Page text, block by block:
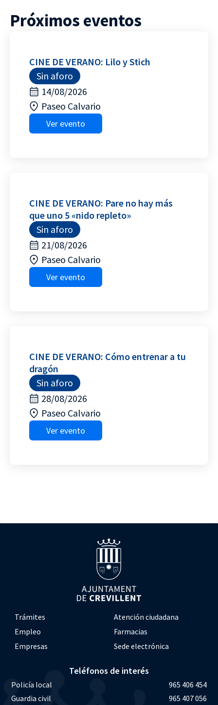
Próximos eventos
CINE DE VERANO: Lilo y Stich
Sin aforo
14/08/2026
Paseo Calvario
Ver evento
CINE DE VERANO: Pare no hay más
que uno 5 «nido repleto»
Sin aforo
21/08/2026
Paseo Calvario
Ver evento
CINE DE VERANO: Cómo entrenar a tu
dragón
Sin aforo
28/08/2026
Paseo Calvario
Ver evento
Trámites
Atención ciudadana
Empleo
Farmacias
Empresas
Sede electrónica
Teléfonos de interés
Policía local
965 406 454
Guardia civil
965 407 056